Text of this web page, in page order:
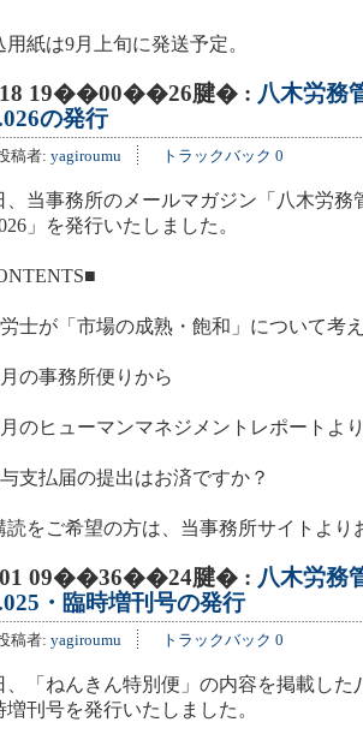
用紙は9月上旬に発送予定。
18 19��00��26腱� : 八木労務
の発行
稿者: yagiroumu トラックバック 0
、当事務所のメールマガジン「八木労務
」を発行いたしました。
士が「市場の成熟・飽和」について考
の事務所便りから
のヒューマンマネジメントレポートよ
支払届の提出はお済ですか？
読をご希望の方は、当事務所サイトより
01 09��36��24腱� : 八木労務
・臨時増刊号の発行
稿者: yagiroumu トラックバック 0
、「ねんきん特別便」の内容を掲載した
増刊号を発行いたしました。